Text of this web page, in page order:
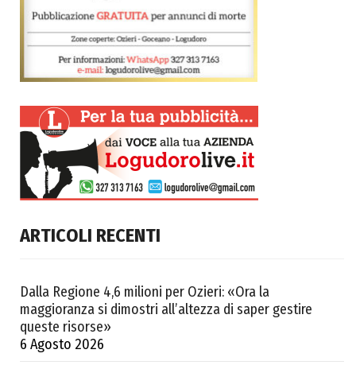
ARTICOLI RECENTI
Dalla Regione 4,6 milioni per Ozieri: «Ora la
maggioranza si dimostri all’altezza di saper gestire
queste risorse»
6 Agosto 2026